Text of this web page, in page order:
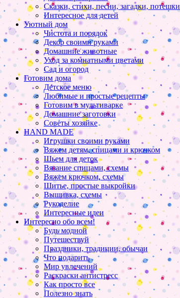
Сказки, стихи, песни, загадки, потешки
Интересное для детей
Уютный дом
Чистота и порядок
Декор своими руками
Домашние животные
Уход за комнатными цветами
Сад и огород
Готовим дома
Детское меню
Любимые и простые рецепты
Готовим в мультиварке
Домашние заготовки
Советы хозяйке
HAND MADE
Игрушки своими руками
Вяжем детям, спицами и крючком
Шьем для деток
Вязание спицами, схемы
Вяжем крючком, схемы
Шитье, простые выкройки
Вышивка, схемы
Рукоделие
Интересные идеи
Интересно обо всем!
Будь модной
Путешествуй
Праздники, традиции, обычаи
Что подарить
Мир увлечений
Раскраски антистресс
Как просто все
Полезно знать